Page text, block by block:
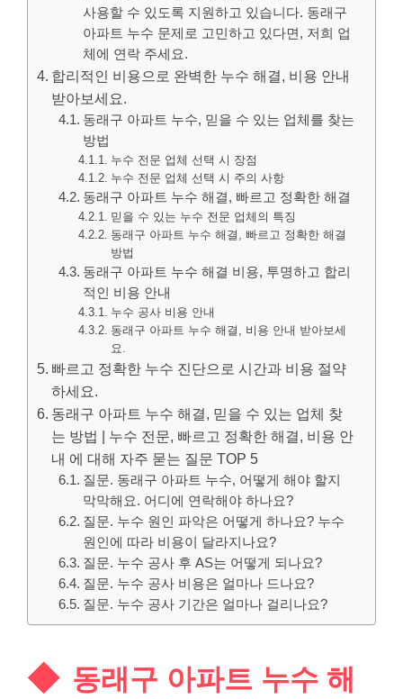
사용할 수 있도록 지원하고 있습니다. 동래구
아파트 누수 문제로 고민하고 있다면, 저희 업
체에 연락 주세요.
합리적인 비용으로 완벽한 누수 해결, 비용 안내
받아보세요.
동래구 아파트 누수, 믿을 수 있는 업체를 찾는
방법
누수 전문 업체 선택 시 장점
누수 전문 업체 선택 시 주의 사항
동래구 아파트 누수 해결, 빠르고 정확한 해결
믿을 수 있는 누수 전문 업체의 특징
동래구 아파트 누수 해결, 빠르고 정확한 해결
방법
동래구 아파트 누수 해결 비용, 투명하고 합리
적인 비용 안내
누수 공사 비용 안내
동래구 아파트 누수 해결, 비용 안내 받아보세
요.
빠르고 정확한 누수 진단으로 시간과 비용 절약
하세요.
동래구 아파트 누수 해결, 믿을 수 있는 업체 찾
는 방법 | 누수 전문, 빠르고 정확한 해결, 비용 안
내 에 대해 자주 묻는 질문 TOP 5
질문. 동래구 아파트 누수, 어떻게 해야 할지
막막해요. 어디에 연락해야 하나요?
질문. 누수 원인 파악은 어떻게 하나요? 누수
원인에 따라 비용이 달라지나요?
질문. 누수 공사 후 AS는 어떻게 되나요?
질문. 누수 공사 비용은 얼마나 드나요?
질문. 누수 공사 기간은 얼마나 걸리나요?
동래구 아파트 누수 해